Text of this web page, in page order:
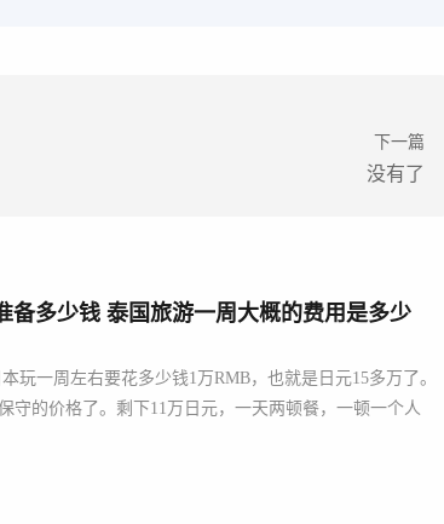
下一篇
没有了
备多少钱 泰国旅游一周大概的费用是多少
玩一周左右要花多少钱1万RMB，也就是日元15多万了。
守的价格了。剩下11万日元，一天两顿餐，一顿一个人